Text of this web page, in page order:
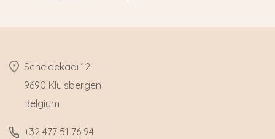
​Scheldekaai 12
9690 Kluisbergen
​Belgium
​+32 477 51 76 94